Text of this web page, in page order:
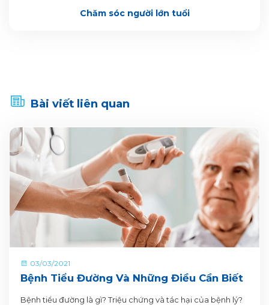
Chăm sóc người lớn tuổi
Bài viết liên quan
03/03/2021
Bệnh Tiểu Đường Và Những Điều Cần Biết
Bệnh tiểu đường là gì? Triệu chứng và tác hại của bệnh lý?